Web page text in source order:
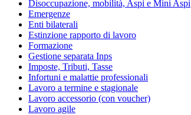
Disoccupazione, mobilità, Aspi e Mini Aspi
Emergenze
Enti bilaterali
Estinzione rapporto di lavoro
Formazione
Gestione separata Inps
Imposte, Tributi, Tasse
Infortuni e malattie professionali
Lavoro a termine e stagionale
Lavoro accessorio (con voucher)
Lavoro agile